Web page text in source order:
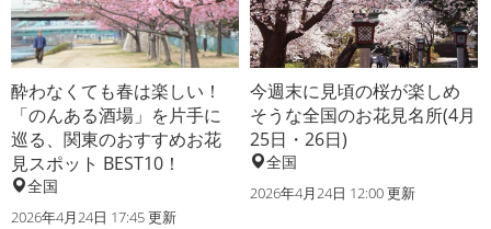
酔わなくても春は楽しい！
「のんある酒場」を片手に
巡る、関東のおすすめお花
見スポット BEST10！
全国
2026年4月24日 17:45 更新
今週末に見頃の桜が楽しめ
そうな全国のお花見名所(4月
25日・26日)
全国
2026年4月24日 12:00 更新